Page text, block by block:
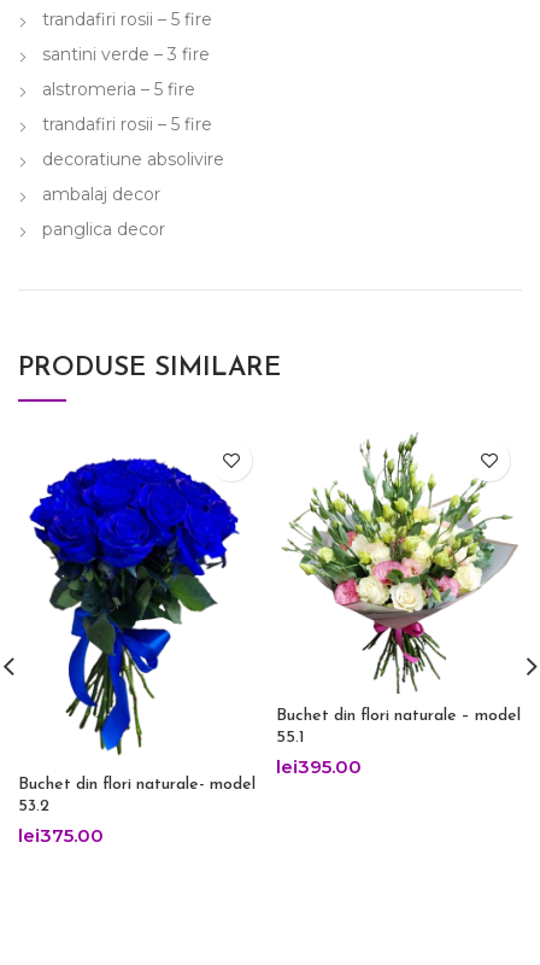
trandafiri rosii – 5 fire
santini verde – 3 fire
alstromeria – 5 fire
trandafiri rosii – 5 fire
decoratiune absolivire
ambalaj decor
panglica decor
PRODUSE SIMILARE
Buchet din flori naturale- model
53.2
lei375.00
Buchet din flori naturale – model
55.1
lei395.00